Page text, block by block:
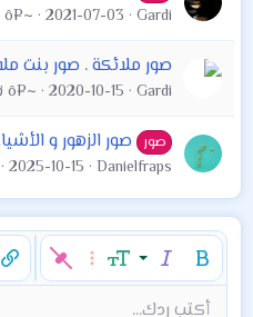
Gardi
2021-07-03 ~¤ô قسم الصور والفيديو العام ô¤~
Gardi
2020-10-15 ~¤ô قسم الصور والفيديو العام ô¤~
صور صور الزهور و الأشياء
Danielfraps
2025-10-15
غامق مائل حجم الخط
9
خيارات إضافية…
لون النصBackground Color
عائلة الخطالإبتسامات
إقتباسميديا إعادةتبديل الـ BB codeإزالة التنسيقأكتب ردك...